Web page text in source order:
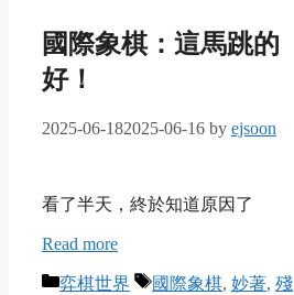
國際象棋：這馬跳的
好！
2025-06-182025-06-16 by ejsoon
看了半天，終於知道原因了
Read more
Categories
弈棋世界 Tags
國際象棋, 妙著, 殘